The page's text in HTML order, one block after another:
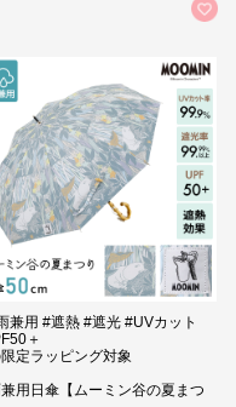
兼用 #遮熱 #遮光 #UVカット
＋
定ラッピング対象
用日傘【ムーミン谷の夏まつ